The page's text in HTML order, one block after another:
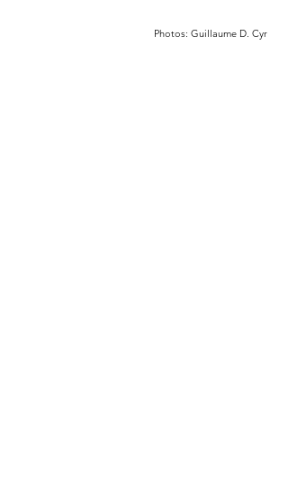
Photos: Guillaume D. Cyr